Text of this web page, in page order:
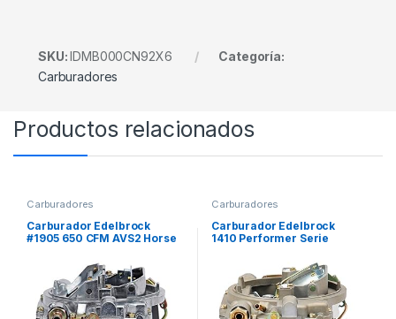
SKU:IDMB000CN92X6
Categoría:
Carburadores
Productos relacionados
Carburadores
Carburador Edelbrock
#1905 650 CFM AVS2 Horse
Carburadores
Carburador Edelbrock
1410 Performer Serie